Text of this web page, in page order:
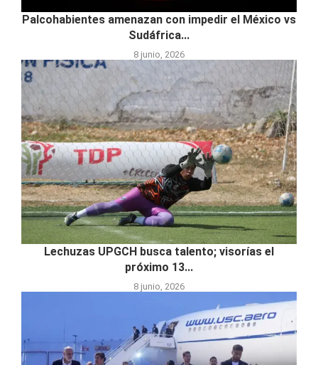
Palcohabientes amenazan con impedir el México vs
Sudáfrica...
8 junio, 2026
Lechuzas UPGCH busca talento; visorías el
próximo 13...
8 junio, 2026